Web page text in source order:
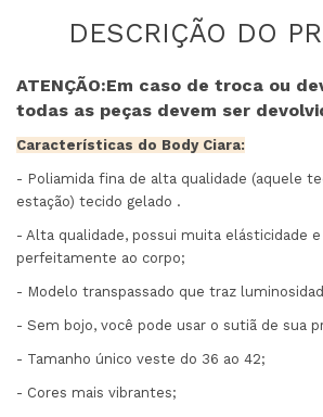
ATENÇÃO:Em caso de troca ou
todas as peças devem ser
Características do Body Ciara:
- Poliamida fina de alta qualidade (aquele
estação) tecido gelado .
- Alta qualidade, possui muita elásticidade
perfeitamente ao corpo;
- Modelo transpassado que traz
- Sem bojo, você pode usar o sutiã de sua
- Tamanho único veste do 36 ao 42;
- Cores mais vibrantes;